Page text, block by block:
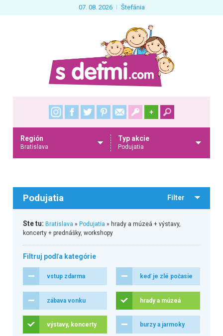
07. 08. 2026 Štefánia
+
Región
Bratislava
Typ akcie
Podujatia
Podujatia Filter
Ste tu: Bratislava » Podujatia » hrady a múzeá + výstavy,
koncerty + prednášky, workshopy
Filtruj podľa kategórie
vstup zdarma keď je zlé počasie
zábava vonku hrady a múzeá
výstavy, koncerty burzy a jarmoky